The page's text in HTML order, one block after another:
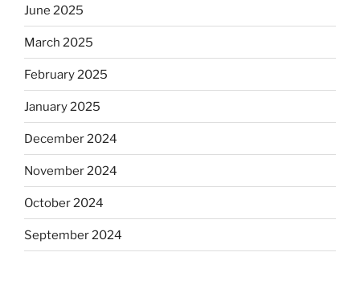
June 2025
March 2025
February 2025
January 2025
December 2024
November 2024
October 2024
September 2024